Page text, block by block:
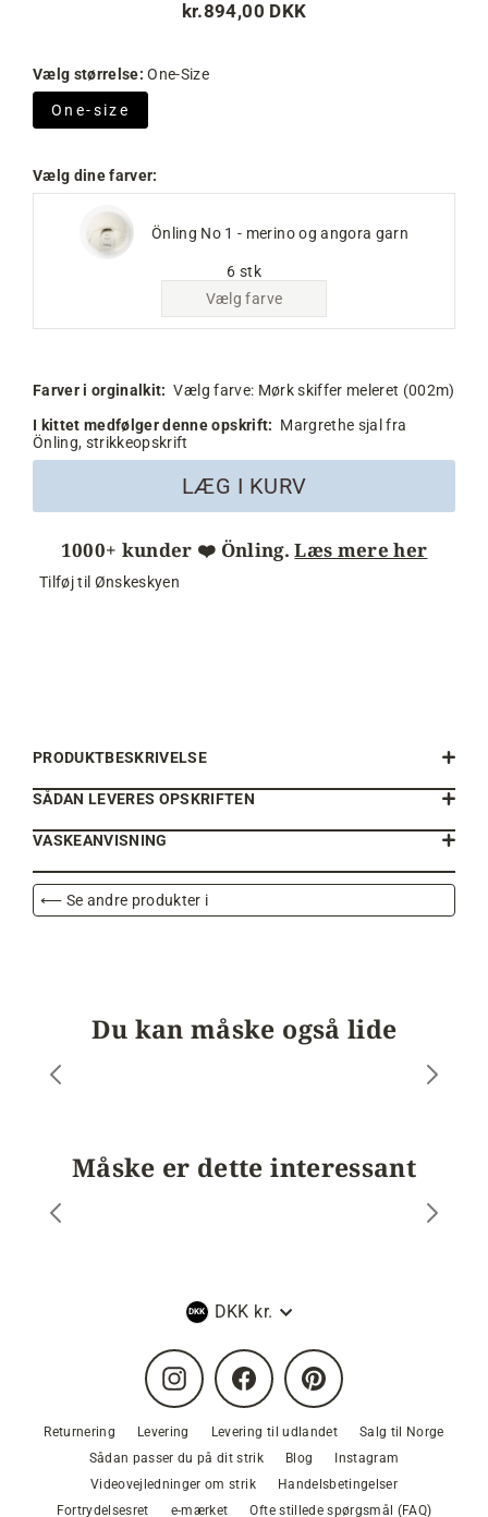
Normalpris
Tilbudspris
kr.894,00 DKK
Vælg størrelse:One-Size
One-size
Vælg dine farver:
Önling No 1 - merino og angora garn
6 stk
Vælg farve
Farver i orginalkit:Vælg farve: Mørk skiffer meleret (002m)
I kittet medfølger denne opskrift: Margrethe sjal fra
Önling, strikkeopskrift
LÆG I KURV
1000+ kunder ❤️ Önling.Læs mere her
Tilføj til Ønskeskyen
PRODUKTBESKRIVELSE
SÅDAN LEVERES OPSKRIFTEN
VASKEANVISNING
⟵ Se andre produkter i
Du kan måske også lide
Måske er dette interessant
Valuta
DKK kr.
Instagram Facebook Pinterest
Returnering Levering Levering til udlandet
Salg til Norge
Sådan passer du på dit strik
Blog
Instagram
Videovejledninger om strik
Handelsbetingelser
Fortrydelsesret
e-mærket Ofte stillede spørgsmål (FAQ)